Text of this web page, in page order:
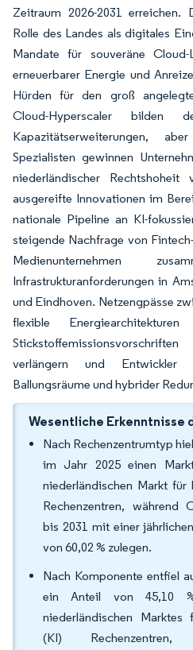
Zeitraum 2026-2031
Rolle des Landes als digitales
Mandate für souveräne Cloud-
erneuerbarer Energie und
Hürden für den groß
Cloud-Hyperscaler
Kapazitätserweiterungen,
Spezialisten gewinnen
niederländischer Rechtshoheit
ausgereifte Innovationen im
nationale Pipeline an KI-
steigende Nachfrage von
Medienunternehmen
Infrastrukturanforderungen in
und Eindhoven. Netzengpässe
flexible
verlängern und Entwickler
Ballungsräume und hybrider
Wesentliche Erkenntnisse
Nach Rechenzentrumtyp
im Jahr 2025 einen
niederländischen Markt für
Rechenzentren, während
bis 2031 mit einer
von 60,02 % zulegen.
Nach Komponente entfiel
ein Anteil von 45,10
niederländischen Marktes
(KI) Rechenzentren,